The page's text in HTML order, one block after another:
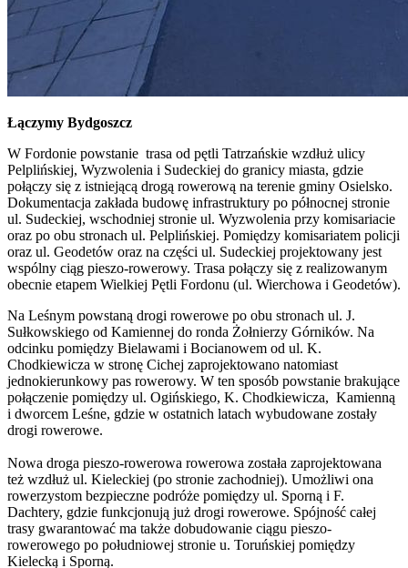
Łączymy Bydgoszcz
W Fordonie powstanie trasa od pętli Tatrzańskie wzdłuż ulicy
Pelplińskiej, Wyzwolenia i Sudeckiej do granicy miasta, gdzie
połączy się z istniejącą drogą rowerową na terenie gminy Osielsko.
Dokumentacja zakłada budowę infrastruktury po północnej stronie
ul. Sudeckiej, wschodniej stronie ul. Wyzwolenia przy komisariacie
oraz po obu stronach ul. Pelplińskiej. Pomiędzy komisariatem policji
oraz ul. Geodetów oraz na części ul. Sudeckiej projektowany jest
wspólny ciąg pieszo-rowerowy. Trasa połączy się z realizowanym
obecnie etapem Wielkiej Pętli Fordonu (ul. Wierchowa i Geodetów).
Na Leśnym powstaną drogi rowerowe po obu stronach ul. J.
Sułkowskiego od Kamiennej do ronda Żołnierzy Górników. Na
odcinku pomiędzy Bielawami i Bocianowem od ul. K.
Chodkiewicza w stronę Cichej zaprojektowano natomiast
jednokierunkowy pas rowerowy. W ten sposób powstanie brakujące
połączenie pomiędzy ul. Ogińskiego, K. Chodkiewicza, Kamienną
i dworcem Leśne, gdzie w ostatnich latach wybudowane zostały
drogi rowerowe.
Nowa droga pieszo-rowerowa rowerowa została zaprojektowana
też wzdłuż ul. Kieleckiej (po stronie zachodniej). Umożliwi ona
rowerzystom bezpieczne podróże pomiędzy ul. Sporną i F.
Dachtery, gdzie funkcjonują już drogi rowerowe. Spójność całej
trasy gwarantować ma także dobudowanie ciągu pieszo-
rowerowego po południowej stronie u. Toruńskiej pomiędzy
Kielecką i Sporną.